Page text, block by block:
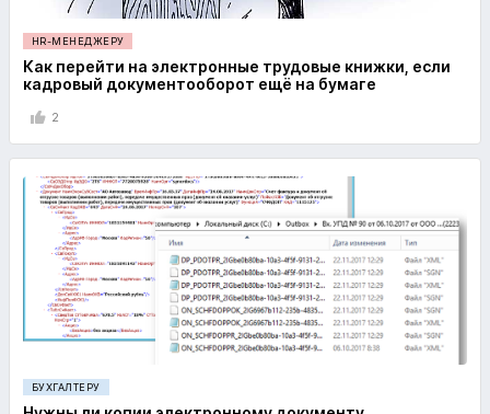
HR-МЕНЕДЖЕРУ
Как перейти на электронные трудовые книжки, если
кадровый документооборот ещё на бумаге
2
БУХГАЛТЕРУ